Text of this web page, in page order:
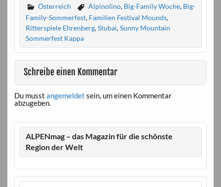
Österreich Alpinolino, Big-Family Woche, Big-
Family-Sommerfest, Familien Festival Mounds,
Ritterspiele Ehrenberg,Stubai,Sunny Mountain
Sommerfest Kappa
Schreibe einen Kommentar
Du musst angemeldet sein, um einen Kommentar
abzugeben.
ALPENmag – das Magazin für die schönste
Region der Welt